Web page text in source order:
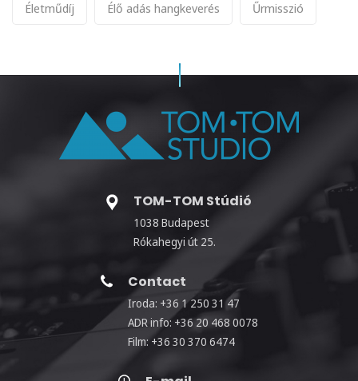
Életműdíj Élő adás hangkeverés Űrmisszió
TOM-TOM Stúdió
1038 Budapest
Rókahegyi út 25.
Contact
Iroda: +36 1 250 31 47
ADR info: +36 20 468 0078
Film: +36 30 370 6474